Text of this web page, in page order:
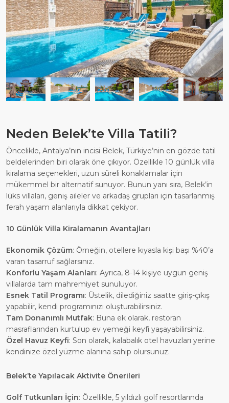
Neden Belek’te Villa Tatili?
Öncelikle, Antalya’nın incisi Belek, Türkiye’nin en gözde tatil
beldelerinden biri olarak öne çıkıyor. Özellikle 10 günlük villa
kiralama seçenekleri, uzun süreli konaklamalar için
mükemmel bir alternatif sunuyor. Bunun yanı sıra, Belek’in
lüks villaları, geniş aileler ve arkadaş grupları için tasarlanmış
ferah yaşam alanlarıyla dikkat çekiyor.
10 Günlük Villa Kiralamanın Avantajları
Ekonomik Çözüm: Örneğin, otellere kıyasla kişi başı %40’a
varan tasarruf sağlarsınız.
Konforlu Yaşam Alanları: Ayrıca, 8-14 kişiye uygun geniş
villalarda tam mahremiyet sunuluyor.
Esnek Tatil Programı: Üstelik, dilediğiniz saatte giriş-çıkış
yapabilir, kendi programınızı oluşturabilirsiniz.
Tam Donanımlı Mutfak: Buna ek olarak, restoran
masraflarından kurtulup ev yemeği keyfi yaşayabilirsiniz.
Özel Havuz Keyfi: Son olarak, kalabalık otel havuzları yerine
kendinize özel yüzme alanına sahip olursunuz.
Belek’te Yapılacak Aktivite Önerileri
Golf Tutkunları İçin: Özellikle, 5 yıldızlı golf resortlarında